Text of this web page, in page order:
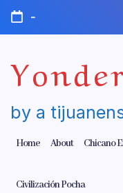
Skip
content
-
by a
Home About Chicano
Civilización Pocha